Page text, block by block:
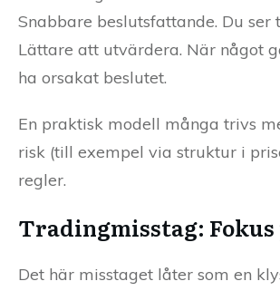
Snabbare beslutsfattande. Du
Lättare att utvärdera. När något
ha orsakat beslutet.
En praktisk modell många trivs
risk (till exempel via struktur i
regler.
Tradingmisstag:
Det här misstaget låter som en